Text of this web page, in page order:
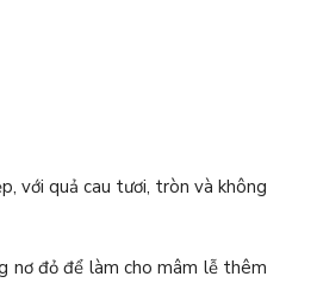
với quả cau tươi, tròn và không
nơ đỏ để làm cho mâm lễ thêm